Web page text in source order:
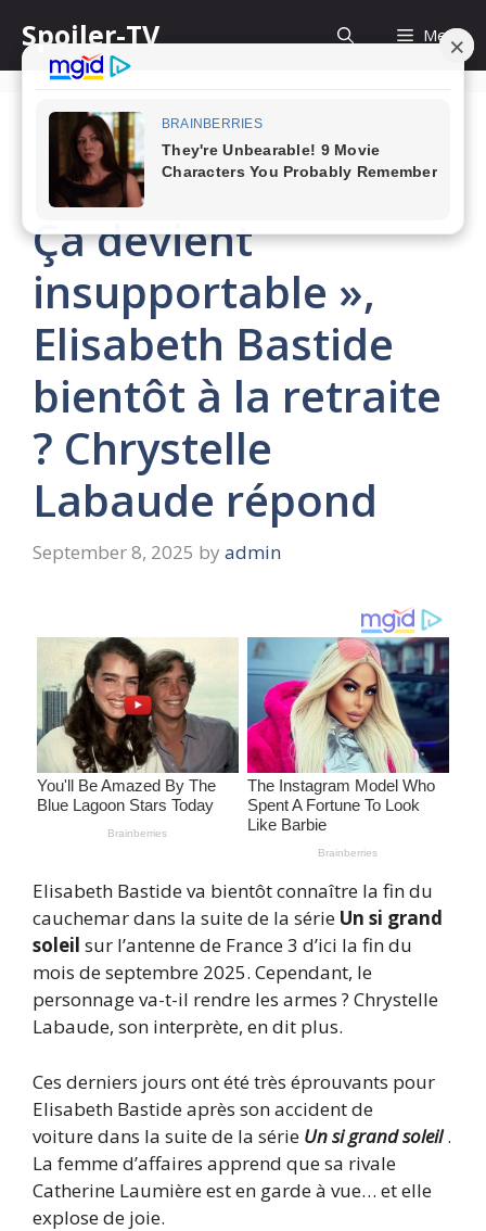
content
Spoiler-TV Menu
Un si grand soleil : «
Ça devient
insupportable »,
Elisabeth Bastide
bientôt à la retraite
? Chrystelle
Labaude répond
September 8, 2025 by admin
Elisabeth Bastide va bientôt connaître la fin du
cauchemar dans la suite de la série Un si grand
soleil sur l’antenne de France 3 d’ici la fin du
mois de septembre 2025. Cependant, le
personnage va-t-il rendre les armes ? Chrystelle
Labaude, son interprète, en dit plus.
Ces derniers jours ont été très éprouvants pour
Elisabeth Bastide après son accident de
voiture dans la suite de la série Un si grand soleil .
La femme d’affaires apprend que sa rivale
Catherine Laumière est en garde à vue… et elle
explose de joie.